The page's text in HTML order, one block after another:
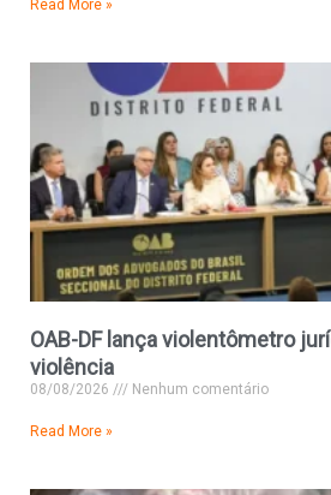
Read More »
OAB-DF lança violentômetro
violência
08/08/2026 Nenhum comentário
Read More »